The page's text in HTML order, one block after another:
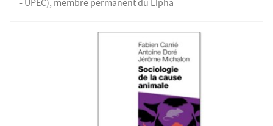
- UPEC), membre permanent du Lipha